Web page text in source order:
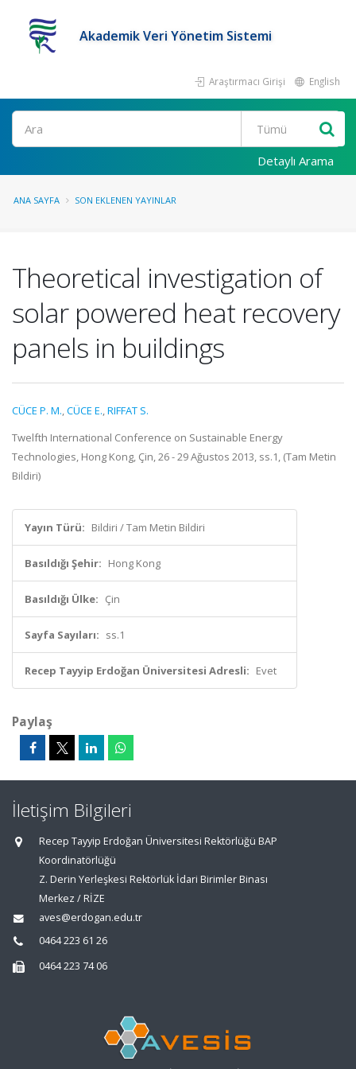
Akademik Veri Yönetim Sistemi
Araştırmacı Girişi English
Ara
Detaylı Arama
ANA SAYFA SON EKLENEN YAYINLAR
Theoretical investigation of
solar powered heat recovery
panels in buildings
CÜCE P. M.,CÜCE E.,RIFFAT S.
Twelfth International Conference on Sustainable Energy
Technologies, Hong Kong, Çin, 26 - 29 Ağustos 2013, ss.1, (Tam Metin
Bildiri)
Yayın Türü: Bildiri / Tam Metin Bildiri
Basıldığı Şehir: Hong Kong
Basıldığı Ülke: Çin
Sayfa Sayıları: ss.1
Recep Tayyip Erdoğan Üniversitesi Adresli: Evet
Paylaş
İletişim Bilgileri
Recep Tayyip Erdoğan Üniversitesi Rektörlüğü BAP
Koordinatörlüğü
Z. Derin Yerleşkesi Rektörlük İdari Birimler Binası
Merkez / RİZE
aves@erdogan.edu.tr
0464 223 61 26
0464 223 74 06